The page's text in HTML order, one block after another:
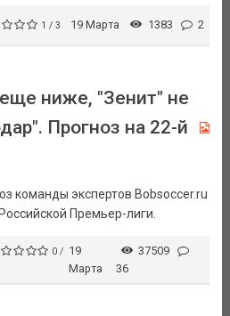
1 / 3 19 Марта 1383 2
ниже, "Зенит" не
Прогноз на 22-й
команды экспертов Bobsoccer.ru
Премьер-лиги.
0 / 19
Марта
37509
36